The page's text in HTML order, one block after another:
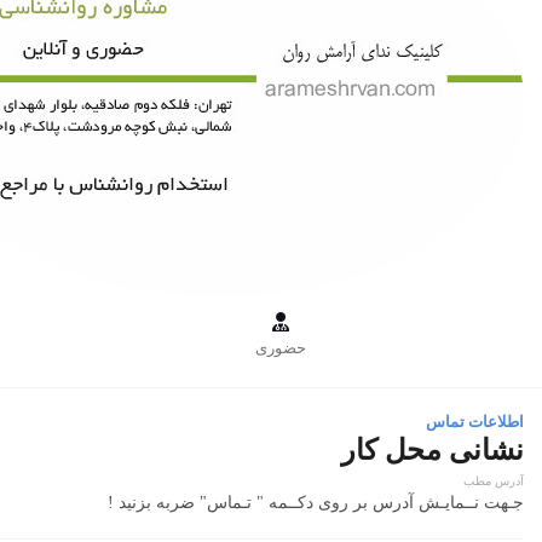

حضوری
اطلاعات تماس
نشانی محل کار
آدرس مطب
جـهت نــمایـش آدرس بر روی دکــمه " تـماس" ضربه بزنید !